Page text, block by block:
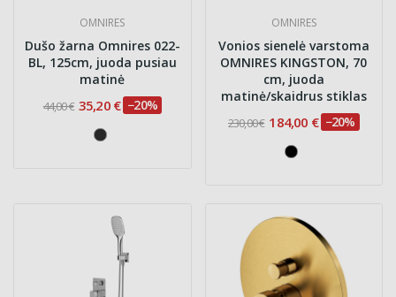
OMNIRES
Dušo žarna Omnires 022-
BL, 125cm, juoda pusiau
matinė
44,00 € 35,20 € −20%
OMNIRES
Vonios sienelė varstoma
OMNIRES KINGSTON, 70
cm, juoda
matinė/skaidrus stiklas
230,00 € 184,00 € −20%